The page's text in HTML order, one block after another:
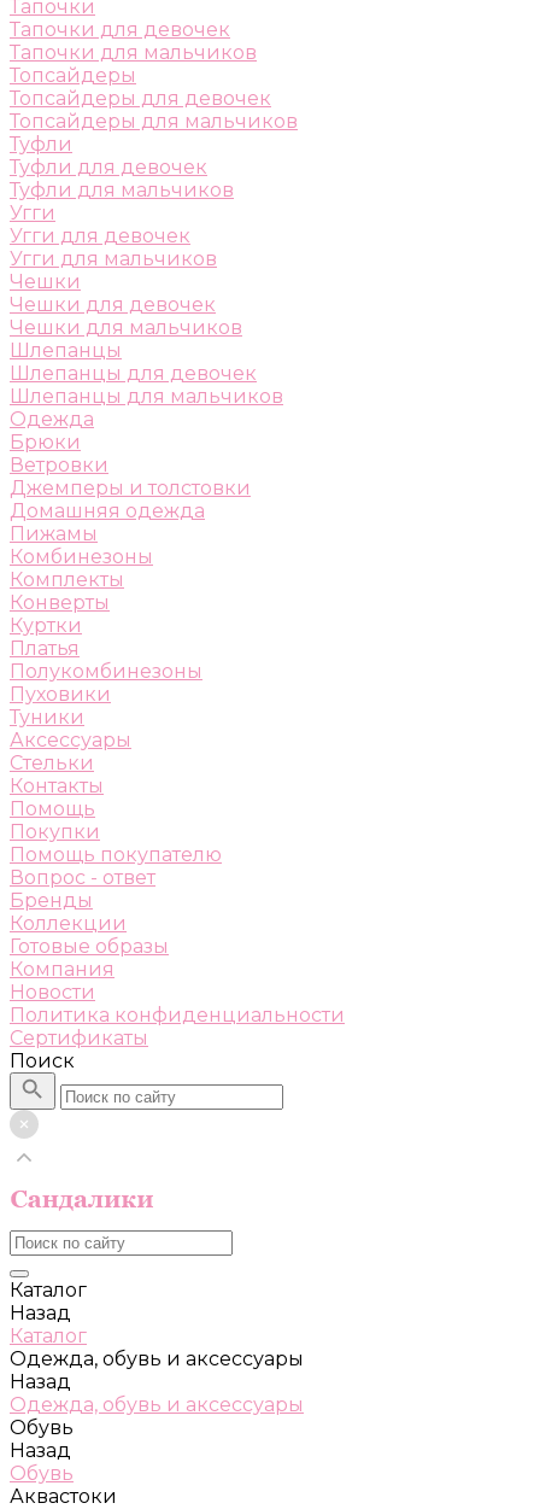
Тапочки
Тапочки для девочек
Тапочки для мальчиков
Топсайдеры
Топсайдеры для девочек
Топсайдеры для мальчиков
Туфли
Туфли для девочек
Туфли для мальчиков
Угги
Угги для девочек
Угги для мальчиков
Чешки
Чешки для девочек
Чешки для мальчиков
Шлепанцы
Шлепанцы для девочек
Шлепанцы для мальчиков
Одежда
Брюки
Ветровки
Джемперы и толстовки
Домашняя одежда
Пижамы
Комбинезоны
Комплекты
Конверты
Куртки
Платья
Полукомбинезоны
Пуховики
Туники
Аксессуары
Стельки
Контакты
Помощь
Покупки
Помощь покупателю
Вопрос - ответ
Бренды
Коллекции
Готовые образы
Компания
Новости
Политика конфиденциальности
Сертификаты
Поиск
Каталог
Назад
Каталог
Одежда, обувь и аксессуары
Назад
Одежда, обувь и аксессуары
Обувь
Назад
Обувь
Аквастоки